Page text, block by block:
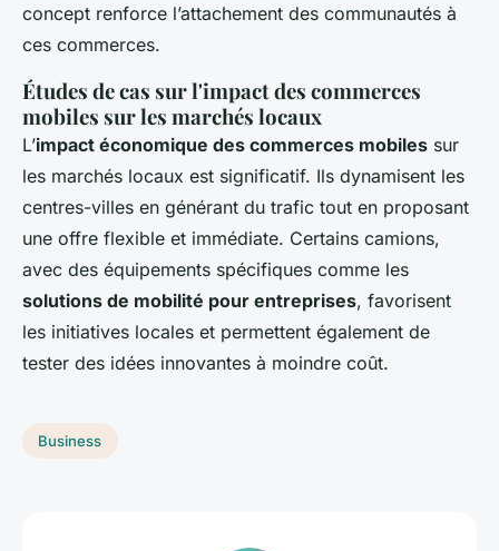
concept renforce l’attachement des communautés à
ces commerces.
Études de cas sur l'impact des commerces
mobiles sur les marchés locaux
L’impact économique des commerces mobiles sur
les marchés locaux est significatif. Ils dynamisent les
centres-villes en générant du trafic tout en proposant
une offre flexible et immédiate. Certains camions,
avec des équipements spécifiques comme les
solutions de mobilité pour entreprises, favorisent
les initiatives locales et permettent également de
tester des idées innovantes à moindre coût.
Business